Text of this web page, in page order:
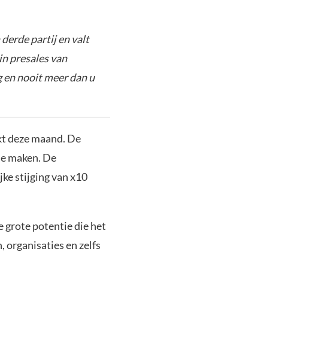
partij en valt
presales van
nooit meer dan u
deze maand. De
maken. De
stijging van x10
grote potentie die het
organisaties en zelfs